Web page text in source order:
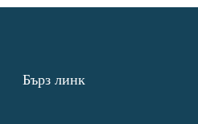
Бърз линк